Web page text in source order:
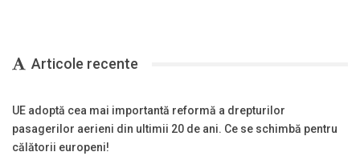
Articole recente
UE adoptă cea mai importantă reformă a drepturilor
pasagerilor aerieni din ultimii 20 de ani. Ce se schimbă pentru
călătorii europeni!